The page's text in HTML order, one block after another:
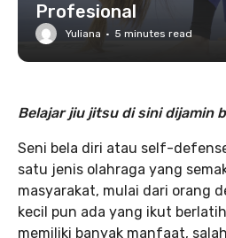
Profesional
Yuliana · 5 minutes read
Belajar jiu jitsu di sini dijamin
Seni bela diri atau self-
satu jenis olahraga yang
masyarakat, mulai dari orang
kecil pun ada yang ikut
memiliki banyak manfaat,